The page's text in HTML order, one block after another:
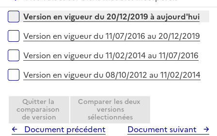
e
l
i
e
é
p
e
Versions sur la période
Version en vigueur du 20/12/2019 à aujourd'hui
Version en vigueur du 11/07/2016 au 20/12/2019
Version en vigueur du 11/02/2014 au 11/07/2016
Version en vigueur du 08/10/2012 au 11/02/2014
Quitter la
comparaison
de version
Comparer les deux
versions
sélectionnées
Document précédent Document suivant